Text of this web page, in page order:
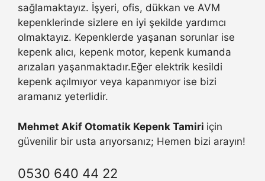
sağlamaktayız. İşyeri, ofis, dükkan ve AVM
kepenklerinde sizlere en iyi şekilde yardımcı
olmaktayız. Kepenklerde yaşanan sorunlar ise
kepenk alıcı, kepenk motor, kepenk kumanda
arızaları yaşanmaktadır.Eğer elektrik kesildi
kepenk açılmıyor veya kapanmıyor ise bizi
aramanız yeterlidir.
Mehmet Akif Otomatik Kepenk Tamiri için
güvenilir bir usta arıyorsanız; Hemen bizi arayın!
0530 640 44 22